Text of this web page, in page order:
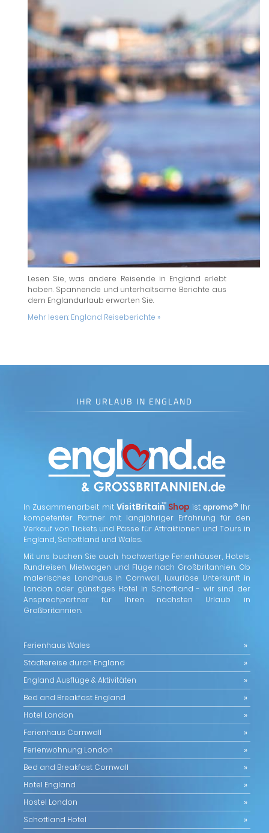
Lesen Sie, was andere Reisende in England erlebt
haben. Spannende und unterhaltsame Berichte aus
dem Englandurlaub erwarten Sie.
Mehr lesen: England Reiseberichte »
IHR URLAUB IN ENGLAND
In Zusammenarbeit mitVisitBritain
™ Shop istapromo® Ihr
kompetenter Partner mit langjähriger Erfahrung für den
Verkauf von Tickets und Pässe für Attraktionen und Tours in
England, Schottland und Wales.
Mit uns buchen Sie auch hochwertige Ferienhäuser, Hotels,
Rundreisen, Mietwagen und Flüge nach Großbritannien. Ob
malerisches Landhaus in Cornwall, luxuriöse Unterkunft in
London oder günstiges Hotel in Schottland - wir sind der
Ansprechpartner für Ihren nächsten Urlaub in
Großbritannien.
Ferienhaus Wales
Städtereise durch England
England Ausflüge & Aktivitäten
Bed and Breakfast England
Hotel London
Ferienhaus Cornwall
Ferienwohnung London
Bed and Breakfast Cornwall
Hotel England
Hostel London
Schottland Hotel